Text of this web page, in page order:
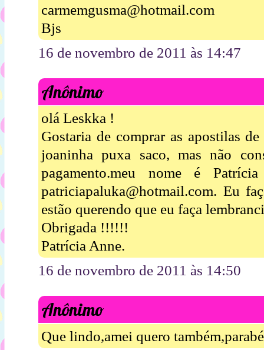
carmemgusma@hotmail.com
Bjs
16 de novembro de 2011 às 14:47
Anônimo
olá Leskka !
Gostaria de comprar as apostilas
joaninha puxa saco, mas não
pagamento.meu nome é
patriciapaluka@hotmail.com. Eu
estão querendo que eu faça
Obrigada !!!!!!
Patrícia Anne.
16 de novembro de 2011 às 14:50
Anônimo
Que lindo,amei quero